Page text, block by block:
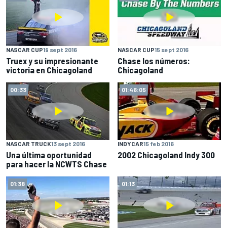
NASCAR CUP19 sept 2016
Truex y su impresionante
victoria en Chicagoland
NASCAR CUP15 sept 2016
Chase los números:
Chicagoland
00:33
NASCAR TRUCK13 sept 2016
Una última oportunidad
para hacer la NCWTS Chase
01:46:05
INDYCAR15 feb 2016
2002 Chicagoland Indy 300
01:38 01:13